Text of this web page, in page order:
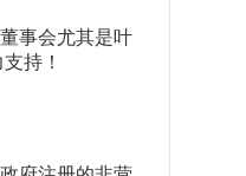
事会尤其是叶
持！